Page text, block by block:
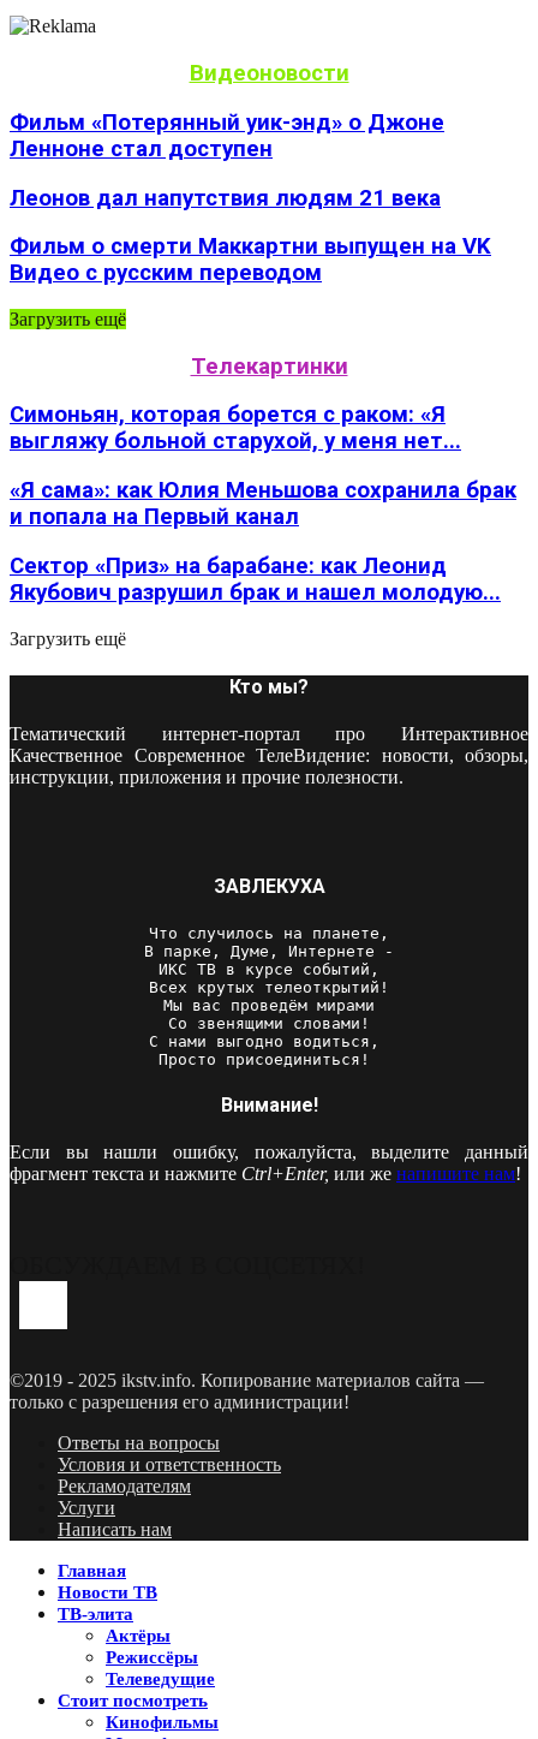
Видеоновости
Фильм «Потерянный уик-энд» о Джоне
Ленноне стал доступен
Леонов дал напутствия людям 21 века
Фильм о смерти Маккартни выпущен на VK
Видео с русским переводом
Загрузить ещё
Телекартинки
Симоньян, которая борется с раком: «Я
выгляжу больной старухой, у меня нет...
«Я сама»: как Юлия Меньшова сохранила брак
и попала на Первый канал
Сектор «Приз» на барабане: как Леонид
Якубович разрушил брак и нашел молодую...
Загрузить ещё
Кто мы?
Тематический интернет-портал про Интерактивное
Качественное Современное ТелеВидение: новости, обзоры,
инструкции, приложения и прочие полезности.
ЗАВЛЕКУХА
Что случилось на планете,
В парке, Думе, Интернете -
ИКС ТВ в курсе событий,
Всех крутых телеоткрытий!
Мы вас проведём мирами
Со звенящими словами!
С нами выгодно водиться,
Просто присоединиться!
Внимание!
Если вы нашли ошибку, пожалуйста, выделите данный
фрагмент текста и нажмите Ctrl+Enter, или же напишите нам!
©2019 - 2025 ikstv.info. Копирование материалов сайта —
только с разрешения его администрации!
Ответы на вопросы
Условия и ответственность
Рекламодателям
Услуги
Написать нам
Главная
Новости ТВ
ТВ-элита
Актёры
Режиссёры
Телеведущие
Стоит посмотреть
Кинофильмы